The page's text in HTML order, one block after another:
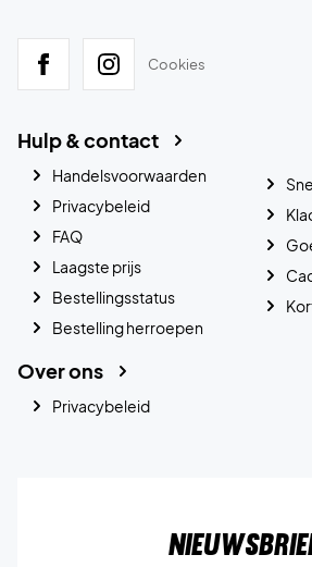
Cookies
Hulp & contact
Handelsvoorwaarden
Privacybeleid
FAQ
Laagste prijs
Bestellingsstatus
Bestelling herroepen
Over ons
Privacybeleid